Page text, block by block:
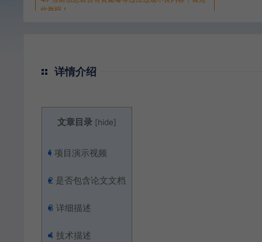
此举报！
详情介绍
文章目录 [hide]
1 项目演示视频
2 是否包含论文文档
3 详细描述
4 技术描述